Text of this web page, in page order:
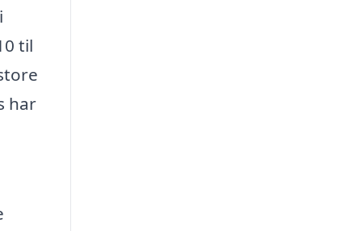
til
har